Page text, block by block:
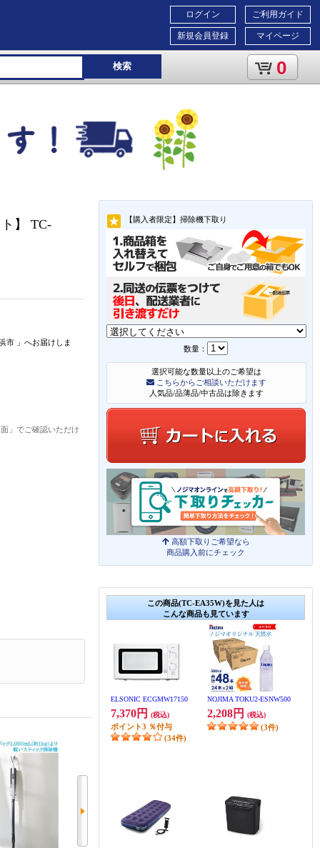
ご利用ガイド
マイページ
ログイン
新規会員登録
検索 0
【購入者限定】掃除機下取り
数量：
選択可能な数量以上のご希望は
こちらからご相談いただけます
人気品/品薄品/中古品は除きます
高額下取りご希望なら
商品購入前にチェック
この商品(TC-EA35W)を見た人は
こんな商品も見ています
ELSONIC ECGMW17150
7,370円 (税込)
ポイント3 ％付与
(34件)
NOJIMA TOKU2-ESNW500
2,208円 (税込)
(3件)
】 TC-
市 」 へお届けしま
」でご確認いただけ